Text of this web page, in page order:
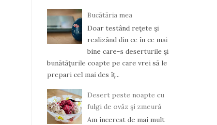
Bucătăria mea
Doar testând reţete şi
realizând din ce în ce mai
bine care-s deserturile şi
bunătăţurile coapte pe care vrei să le
prepari cel mai des îţ...
Desert peste noapte cu
fulgi de ovăz şi zmeură
Am încercat de mai mult